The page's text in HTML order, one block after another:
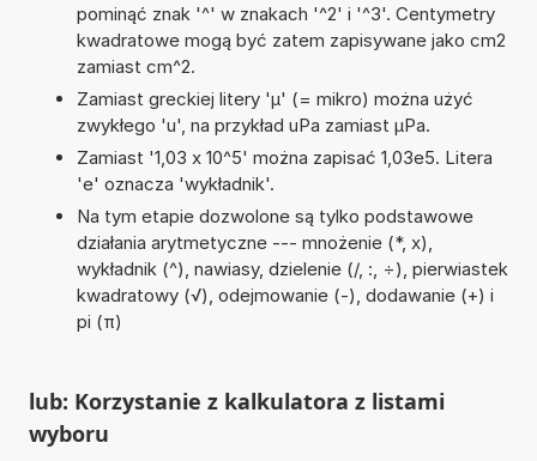
pominąć znak '^' w znakach '^2' i '^3'. Centymetry
kwadratowe mogą być zatem zapisywane jako cm2
zamiast cm^2.
Zamiast greckiej litery 'µ' (= mikro) można użyć
zwykłego 'u', na przykład uPa zamiast µPa.
Zamiast '1,03 x 10^5' można zapisać 1,03e5. Litera
'e' oznacza 'wykładnik'.
Na tym etapie dozwolone są tylko podstawowe
działania arytmetyczne --- mnożenie (*, x),
wykładnik (^), nawiasy, dzielenie (/, :, ÷), pierwiastek
kwadratowy (√), odejmowanie (-), dodawanie (+) i
pi (π)
lub: Korzystanie z kalkulatora z listami
wyboru